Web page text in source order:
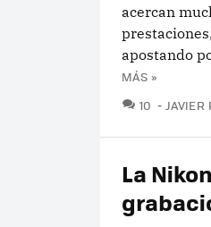
acercan
apostando
MÁS »
10
JAVIER
La